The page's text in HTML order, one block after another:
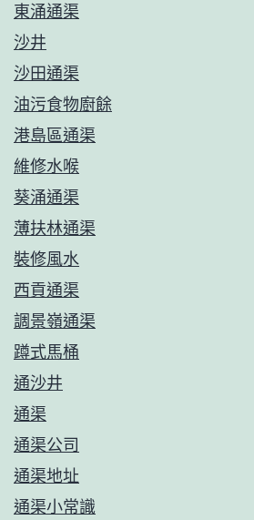
東涌通渠
沙井
沙田通渠
油污食物廚餘
港島區通渠
維修水喉
葵涌通渠
薄扶林通渠
裝修風水
西貢通渠
調景嶺通渠
蹲式馬桶
通沙井
通渠
通渠公司
通渠地址
通渠小常識